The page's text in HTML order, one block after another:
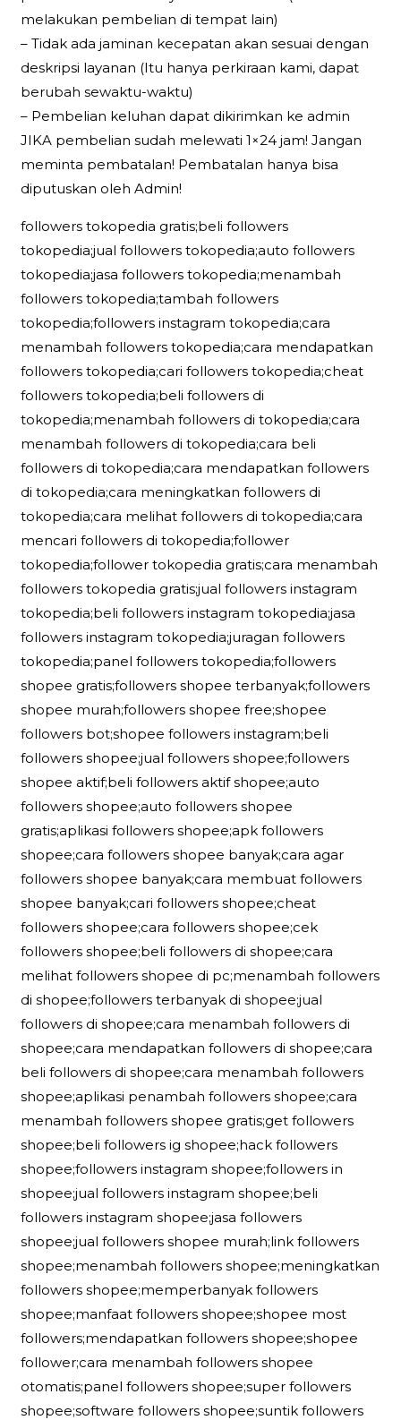
melakukan pembelian di tempat lain)
– Tidak ada jaminan kecepatan akan sesuai dengan
deskripsi layanan (Itu hanya perkiraan kami, dapat
berubah sewaktu-waktu)
– Pembelian keluhan dapat dikirimkan ke admin
JIKA pembelian sudah melewati 1×24 jam! Jangan
meminta pembatalan! Pembatalan hanya bisa
diputuskan oleh Admin!
followers tokopedia gratis;beli followers
tokopedia;jual followers tokopedia;auto followers
tokopedia;jasa followers tokopedia;menambah
followers tokopedia;tambah followers
tokopedia;followers instagram tokopedia;cara
menambah followers tokopedia;cara mendapatkan
followers tokopedia;cari followers tokopedia;cheat
followers tokopedia;beli followers di
tokopedia;menambah followers di tokopedia;cara
menambah followers di tokopedia;cara beli
followers di tokopedia;cara mendapatkan followers
di tokopedia;cara meningkatkan followers di
tokopedia;cara melihat followers di tokopedia;cara
mencari followers di tokopedia;follower
tokopedia;follower tokopedia gratis;cara menambah
followers tokopedia gratis;jual followers instagram
tokopedia;beli followers instagram tokopedia;jasa
followers instagram tokopedia;juragan followers
tokopedia;panel followers tokopedia;followers
shopee gratis;followers shopee terbanyak;followers
shopee murah;followers shopee free;shopee
followers bot;shopee followers instagram;beli
followers shopee;jual followers shopee;followers
shopee aktif;beli followers aktif shopee;auto
followers shopee;auto followers shopee
gratis;aplikasi followers shopee;apk followers
shopee;cara followers shopee banyak;cara agar
followers shopee banyak;cara membuat followers
shopee banyak;cari followers shopee;cheat
followers shopee;cara followers shopee;cek
followers shopee;beli followers di shopee;cara
melihat followers shopee di pc;menambah followers
di shopee;followers terbanyak di shopee;jual
followers di shopee;cara menambah followers di
shopee;cara mendapatkan followers di shopee;cara
beli followers di shopee;cara menambah followers
shopee;aplikasi penambah followers shopee;cara
menambah followers shopee gratis;get followers
shopee;beli followers ig shopee;hack followers
shopee;followers instagram shopee;followers in
shopee;jual followers instagram shopee;beli
followers instagram shopee;jasa followers
shopee;jual followers shopee murah;link followers
shopee;menambah followers shopee;meningkatkan
followers shopee;memperbanyak followers
shopee;manfaat followers shopee;shopee most
followers;mendapatkan followers shopee;shopee
follower;cara menambah followers shopee
otomatis;panel followers shopee;super followers
shopee;software followers shopee;suntik followers